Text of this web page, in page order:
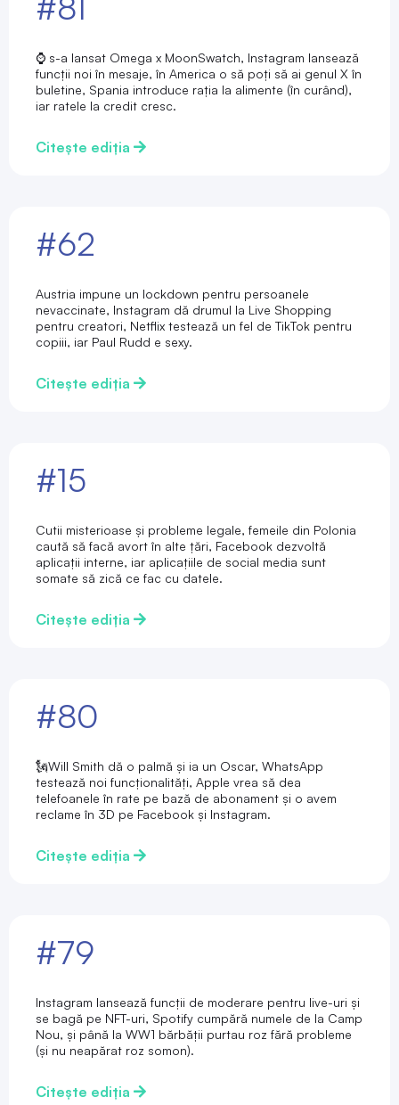
⌚ s-a lansat Omega x MoonSwatch, Instagram lansează
funcții noi în mesaje, în America o să poți să ai genul X în
buletine, Spania introduce rația la alimente (în curând),
iar ratele la credit cresc.
Citește ediția
#62
Austria impune un lockdown pentru persoanele
nevaccinate, Instagram dă drumul la Live Shopping
pentru creatori, Netflix testează un fel de TikTok pentru
copiii, iar Paul Rudd e sexy.
Citește ediția
#15
Cutii misterioase și probleme legale, femeile din Polonia
caută să facă avort în alte țări, Facebook dezvoltă
aplicații interne, iar aplicațiile de social media sunt
somate să zică ce fac cu datele.
Citește ediția
#80
🗽Will Smith dă o palmă și ia un Oscar, WhatsApp
testează noi funcționalități, Apple vrea să dea
telefoanele în rate pe bază de abonament și o avem
reclame în 3D pe Facebook și Instagram.
Citește ediția
#79
Instagram lansează funcții de moderare pentru live-uri și
se bagă pe NFT-uri, Spotify cumpără numele de la Camp
Nou, și până la WW1 bărbății purtau roz fără probleme
(și nu neapărat roz somon).
Citește ediția